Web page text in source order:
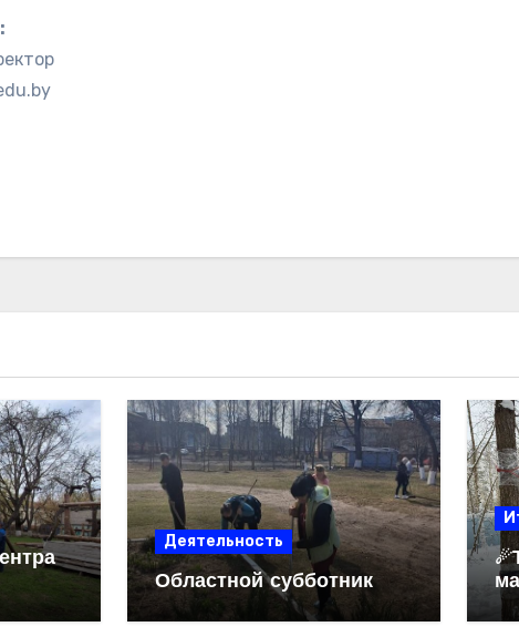
и
Деятельность
Областной субботник